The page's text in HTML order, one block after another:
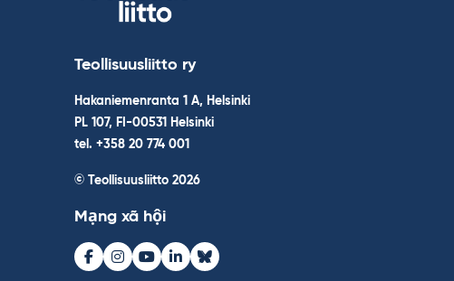
Teollisuusliitto ry
Hakaniemenranta 1 A, Helsinki
PL 107, FI-00531 Helsinki
tel. +358 20 774 001
© Teollisuusliitto 2026
Mạng xã hội
Facebook
Instagram
Youtube
LinkedInBluesky